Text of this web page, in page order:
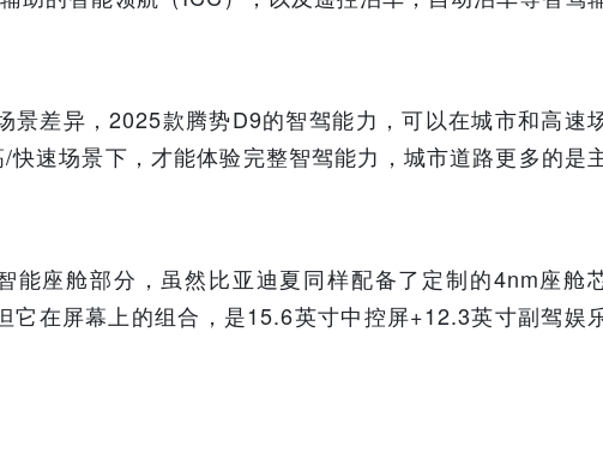
景差异，2025款腾势D9的智驾能力，可以在城市和高速
速场景下，才能体验完整智驾能力，城市道路更多的是
能座舱部分，虽然比亚迪夏同样配备了定制的4nm座舱
它在屏幕上的组合，是15.6英寸中控屏+12.3英寸副驾娱